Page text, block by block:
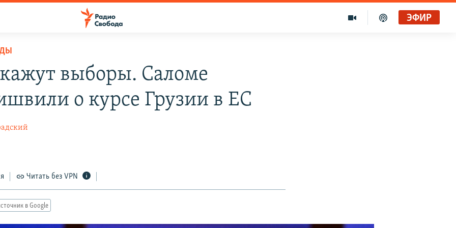
ЭФИР
выборы. Саломе
о курсе Грузии в ЕС
Читать без VPN
в Google